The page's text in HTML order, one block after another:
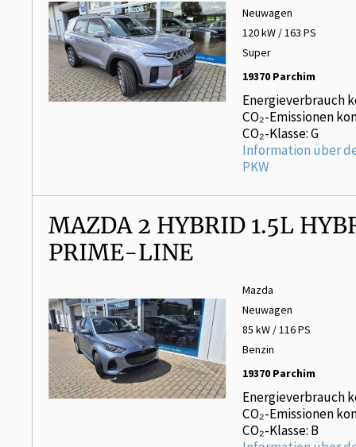
Neuwagen
120 kW / 163 PS
Super
19370 Parchim
Energieverbrauch
CO₂-Emissionen
CO₂-Klasse: G
Information über
PKW
MAZDA 2 HYBRID 1.5L
PRIME-LINE
Mazda
Neuwagen
85 kW / 116 PS
Benzin
19370 Parchim
Energieverbrauch
CO₂-Emissionen
CO₂-Klasse: B